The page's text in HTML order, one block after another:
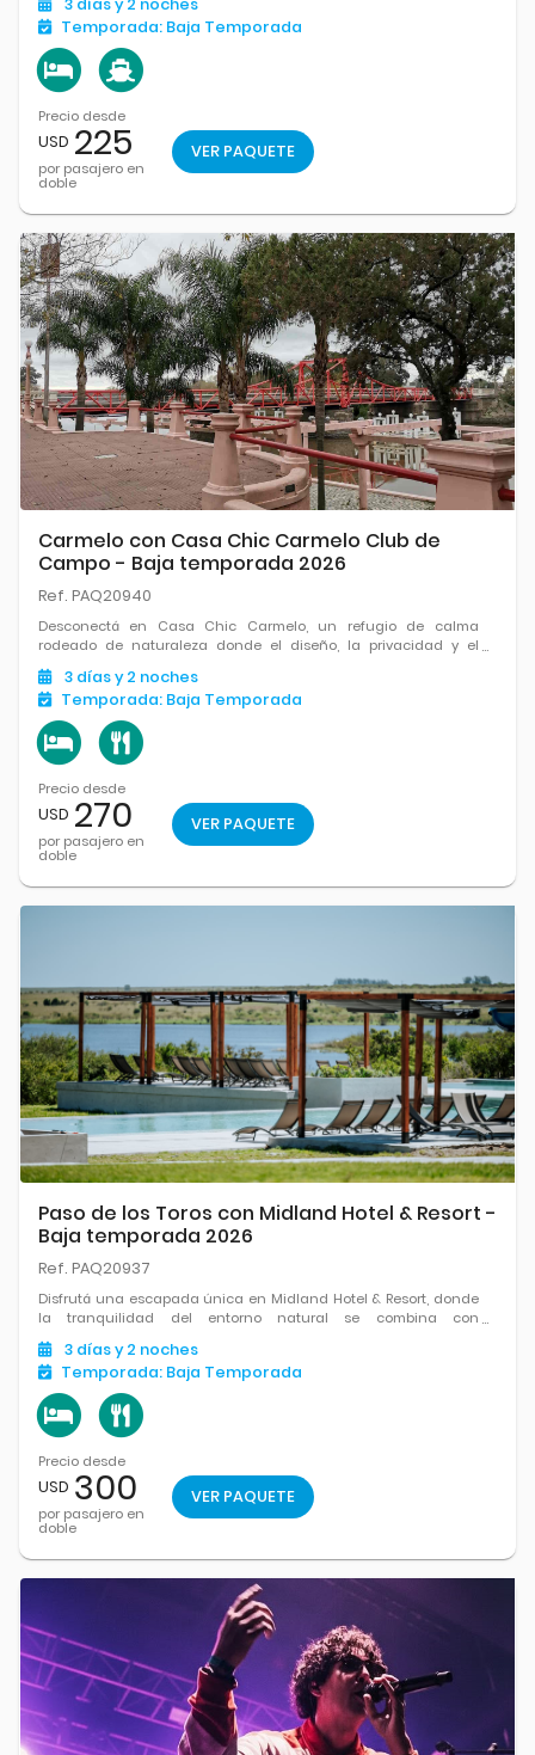
un destino alegre y colorido, donde siempre hay que ver, hacer
o saborear.
3 díasy 2 noches
Temporada: Baja Temporada
Precio desde
USD 225
por pasajero en
doble
VER PAQUETE
Carmelo con Casa Chic Carmelo Club de
Campo - Baja temporada 2026
Ref. PAQ20940
Desconectá en Casa Chic Carmelo, un refugio de calma
rodeado de naturaleza donde el diseño, la privacidad y el
paisaje se combinan a la perfección. Ubicado entre bosques y
cerca del río, ofrece una experiencia relajada con piscina.
3 díasy 2 noches
Temporada: Baja Temporada
Precio desde
USD 270
por pasajero en
doble
VER PAQUETE
Paso de los Toros con Midland Hotel & Resort -
Baja temporada 2026
Ref. PAQ20937
Disfrutá una escapada única en Midland Hotel & Resort, donde
la tranquilidad del entorno natural se combina con
instalaciones modernas y una propuesta ideal para
desconectar. Con amplios espacios verdes, piscina, actividades
recreativas.
3 díasy 2 noches
Temporada: Baja Temporada
Precio desde
USD 300
por pasajero en
doble
VER PAQUETE